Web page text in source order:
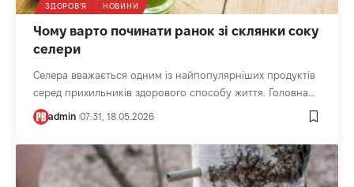
ЗДОРОВ'Я НОВИНИ
Чому варто починати ранок зі склянки соку
селери
Селера вважається одним із найпопулярніших продуктів
серед прихильників здорового способу життя. Головна…
admin 07:31, 18.05.2026